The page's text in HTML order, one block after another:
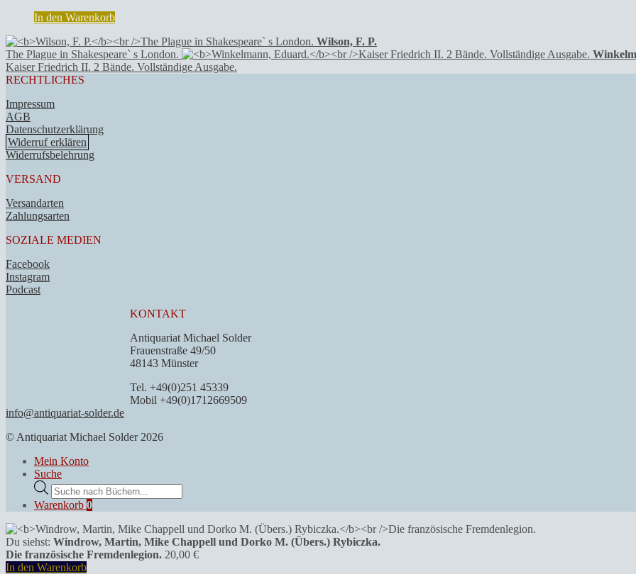
In den Warenkorb
Wilson, F. P.
The Plague in Shakespeare` s London.
Kaiser Friedrich II. 2 Bände. Vollständige Ausgabe.
RECHTLICHES
Impressum
AGB
Datenschutzerklärung
Widerruf erklären
Widerrufsbelehrung
VERSAND
Versandarten
Zahlungsarten
SOZIALE MEDIEN
Facebook
Instagram
Podcast
KONTAKT
Antiquariat Michael Solder
Frauenstraße 49/50
48143 Münster
Tel. +49(0)251 45339
Mobil +49(0)1712669509
info@antiquariat-solder.de
© Antiquariat Michael Solder 2026
Mein Konto
Suche
Products
search
Warenkorb 0
Du siehst: Windrow, Martin, Mike Chappell und Dorko M. (Übers.) Rybiczka.
Die französische Fremdenlegion. 20,00 €
In den Warenkorb